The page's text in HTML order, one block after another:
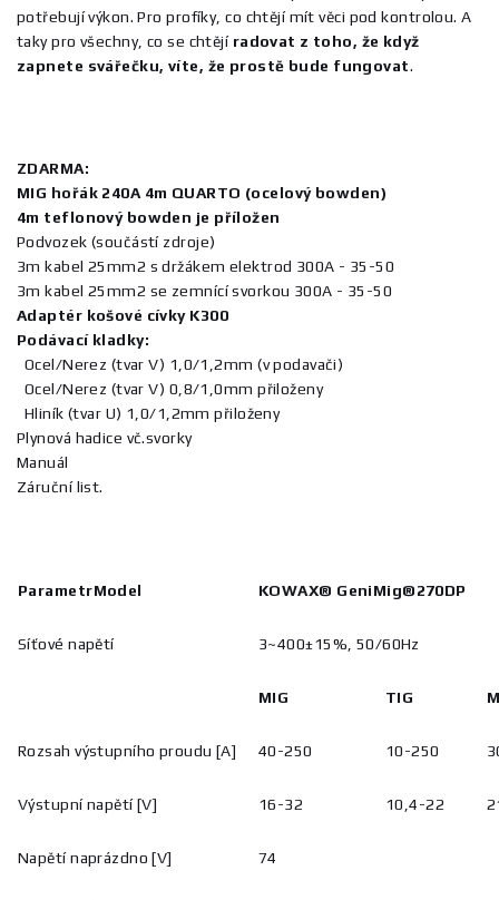
potřebují výkon. Pro profíky, co chtějí mít věci pod kontrolou. A
taky pro všechny, co se chtějí radovat z toho, že když
zapnete svářečku, víte, že prostě bude fungovat.
ZDARMA:
MIG hořák 240A 4m QUARTO (ocelový bowden)
4m teflonový bowden je příložen
Podvozek (součástí zdroje)
3m kabel 25mm2 s držákem elektrod 300A - 35-50
3m kabel 25mm2 se zemnící svorkou 300A - 35-50
Adaptér košové cívky K300
Podávací kladky:
Ocel/Nerez (tvar V) 1,0/1,2mm (v podavači)
Ocel/Nerez (tvar V) 0,8/1,0mm přiloženy
Hliník (tvar U) 1,0/1,2mm přiloženy
Plynová hadice vč.svorky
Manuál
Záruční list.
ParametrModel KOWAX® GeniMig®270DP
Síťové napětí 3~400±15%, 50/60Hz
MIG TIG
Rozsah výstupního proudu [A] 40-250 10-250
Výstupní napětí [V] 16-32 10,4-22
Napětí naprázdno [V] 74